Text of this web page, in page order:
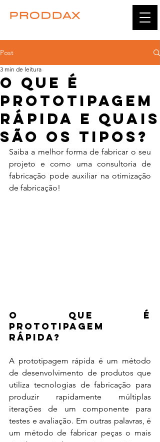
Post
O que é
Prototipagem
rápida e quais
são os tipos?
3 min de leitura
Saiba a melhor forma de fabricar o seu
projeto e como uma consultoria de
fabricação pode auxiliar na otimização
de fabricação!
O que é
Prototipagem
Rápida?
A prototipagem rápida é um método
de desenvolvimento de produtos que
utiliza tecnologias de fabricação para
produzir rapidamente múltiplas
iterações de um componente para
testes e avaliação. Em outras palavras, é
um método de fabricar peças o mais